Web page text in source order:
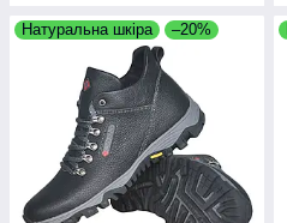
Натуральна шкіра –20%